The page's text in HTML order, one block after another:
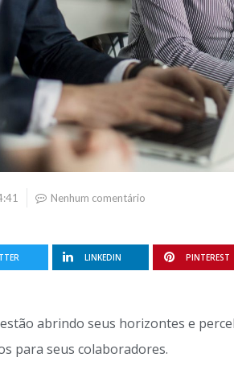
Nenhum comentário
LINKEDIN PINTEREST
abrindo seus horizontes e
para seus colaboradores.